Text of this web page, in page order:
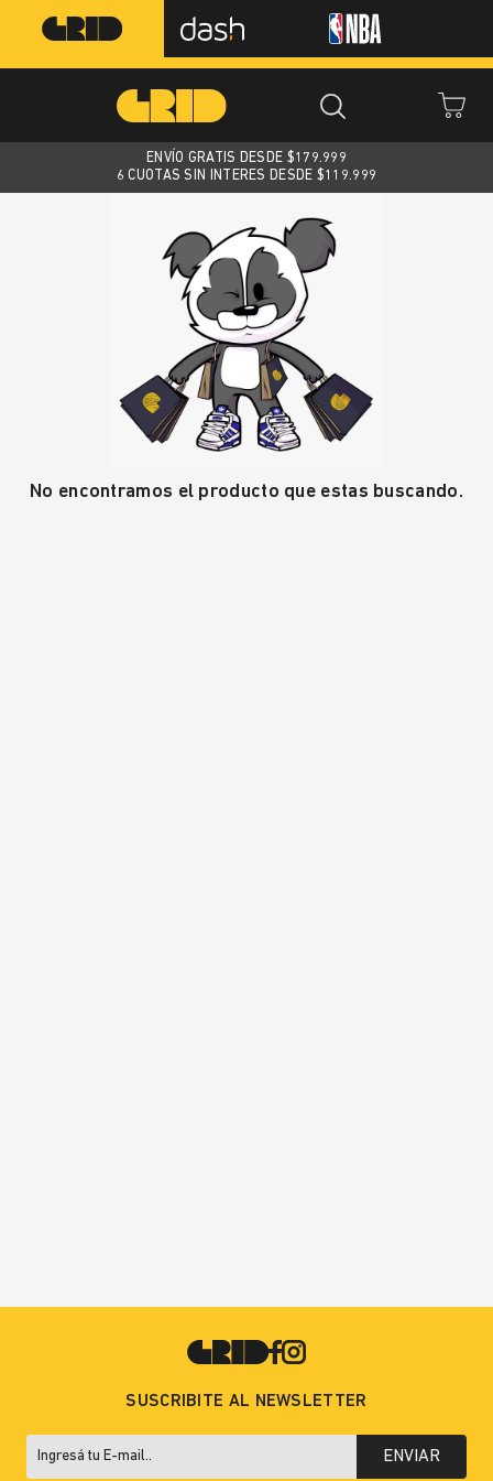
ENVÍO GRATIS DESDE $179.999
6 CUOTAS SIN INTERES DESDE $119.999
No encontramos el producto que estas buscando.
SUSCRIBITE AL NEWSLETTER
ENVIAR